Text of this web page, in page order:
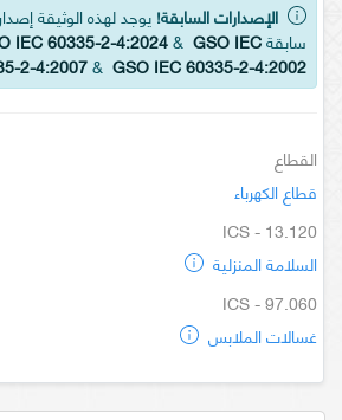
الإصدارات السابقة! يوجد لهذه الوثيقة
سابقة
IEC 60335-2-4:2024& GSO IEC
2-4:2007& GSO IEC 60335-2-4:2002
القطاع
قطاع الكهرباء
ICS - 13.120
السلامة المنزلية
ICS - 97.060
غسالات الملابس